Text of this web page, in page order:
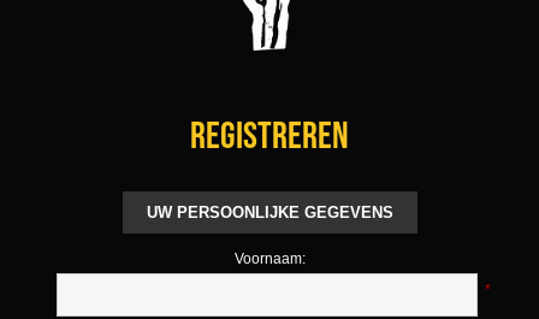
Registreren
UW PERSOONLIJKE GEGEVENS
Voornaam:
*